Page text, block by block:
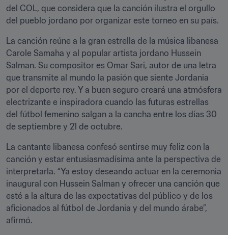
del COL, que considera que la canción ilustra el orgullo
del pueblo jordano por organizar este torneo en su país.
La canción reúne a la gran estrella de la música libanesa
Carole Samaha y al popular artista jordano Hussein
Salman. Su compositor es Omar Sari, autor de una letra
que transmite al mundo la pasión que siente Jordania
por el deporte rey. Y a buen seguro creará una atmósfera
electrizante e inspiradora cuando las futuras estrellas
del fútbol femenino salgan a la cancha entre los días 30
de septiembre y 21 de octubre.
La cantante libanesa confesó sentirse muy feliz con la
canción y estar entusiasmadísima ante la perspectiva de
interpretarla. “Ya estoy deseando actuar en la ceremonia
inaugural con Hussein Salman y ofrecer una canción que
esté a la altura de las expectativas del público y de los
aficionados al fútbol de Jordania y del mundo árabe”,
afirmó.